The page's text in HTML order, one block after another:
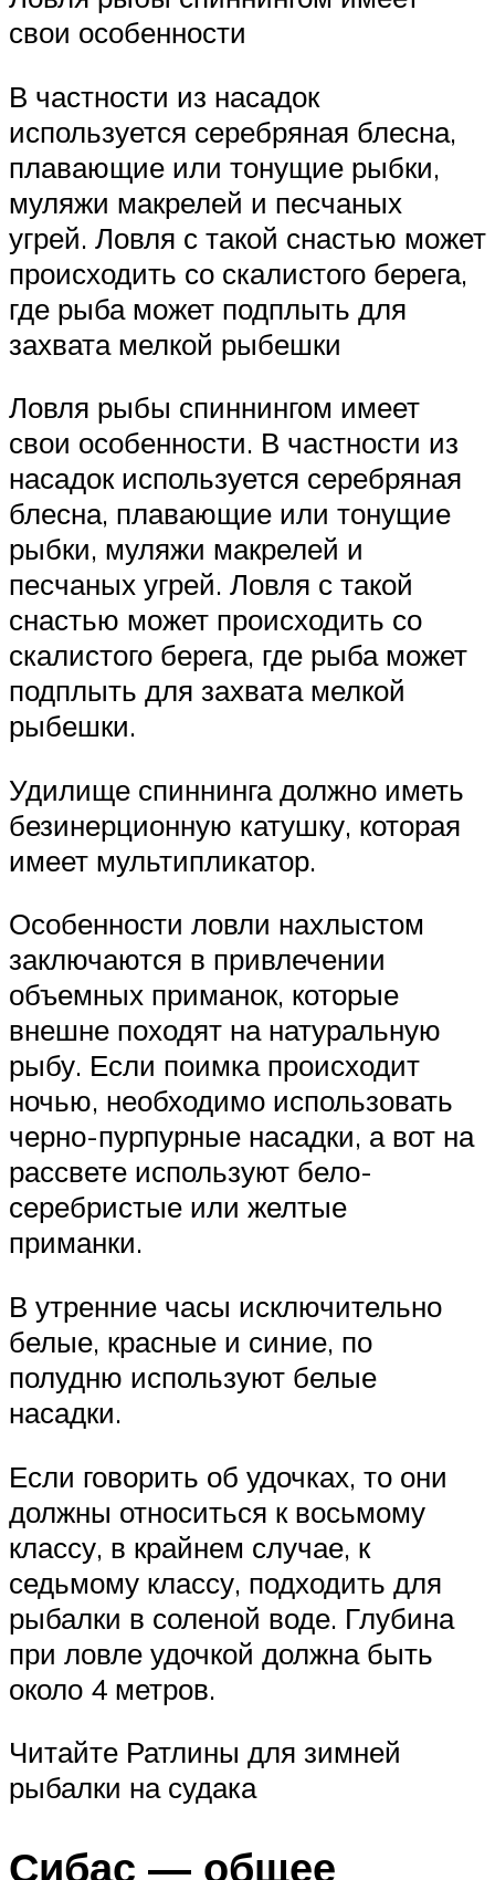
свои особенности
В частности из насадок
используется серебряная блесна,
плавающие или тонущие рыбки,
муляжи макрелей и песчаных
угрей. Ловля с такой снастью может
происходить со скалистого берега,
где рыба может подплыть для
захвата мелкой рыбешки
Ловля рыбы спиннингом имеет
свои особенности. В частности из
насадок используется серебряная
блесна, плавающие или тонущие
рыбки, муляжи макрелей и
песчаных угрей. Ловля с такой
снастью может происходить со
скалистого берега, где рыба может
подплыть для захвата мелкой
рыбешки.
Удилище спиннинга должно иметь
безинерционную катушку, которая
имеет мультипликатор.
Особенности ловли нахлыстом
заключаются в привлечении
объемных приманок, которые
внешне походят на натуральную
рыбу. Если поимка происходит
ночью, необходимо использовать
черно-пурпурные насадки, а вот на
рассвете используют бело-
серебристые или желтые
приманки.
В утренние часы исключительно
белые, красные и синие, по
полудню используют белые
насадки.
Если говорить об удочках, то они
должны относиться к восьмому
классу, в крайнем случае, к
седьмому классу, подходить для
рыбалки в соленой воде. Глубина
при ловле удочкой должна быть
около 4 метров.
Читайте Ратлины для зимней
рыбалки на судака
Сибас — общее